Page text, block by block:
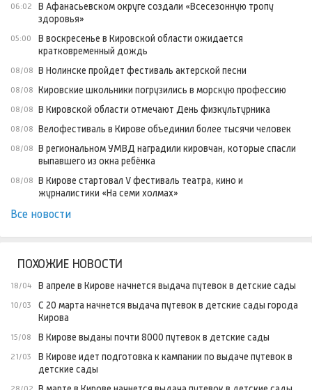
06:02
В Афанасьевском округе создали «Всесезонную тропу
здоровья»
05:00
В воскресенье в Кировской области ожидается
кратковременный дождь
08/08 В Нолинске пройдет фестиваль актерской песни
08/08 Кировские школьники погрузились в морскую профессию
08/08 В Кировской области отмечают День физкультурника
08/08 Велофестиваль в Кирове объединил более тысячи человек
08/08 В региональном УМВД наградили кировчан, которые спасли
выпавшего из окна ребёнка
08/08 В Кирове стартовал V фестиваль театра, кино и
журналистики «На семи холмах»
Все новости
ПОХОЖИЕ НОВОСТИ
18/04 В апреле в Кирове начнется выдача путевок в детские сады
10/03
С 20 марта начнется выдача путевок в детские сады города
Кирова
15/08 В Кирове выданы почти 8000 путевок в детские сады
21/03
В Кирове идет подготовка к кампании по выдаче путевок в
детские сады